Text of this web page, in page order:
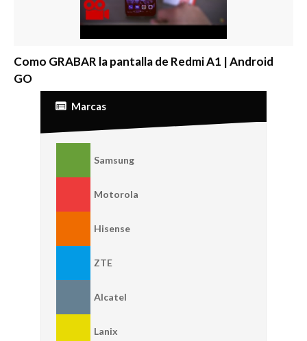
Como GRABAR la pantalla de Redmi A1 | Android
GO
Marcas
Samsung
Motorola
Hisense
ZTE
Alcatel
Lanix